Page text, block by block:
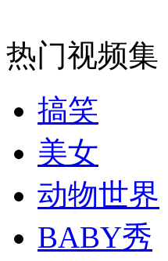
司机酒驾遇交警 急速倒
热门视频集
搞笑
美女
动物世界
BABY秀